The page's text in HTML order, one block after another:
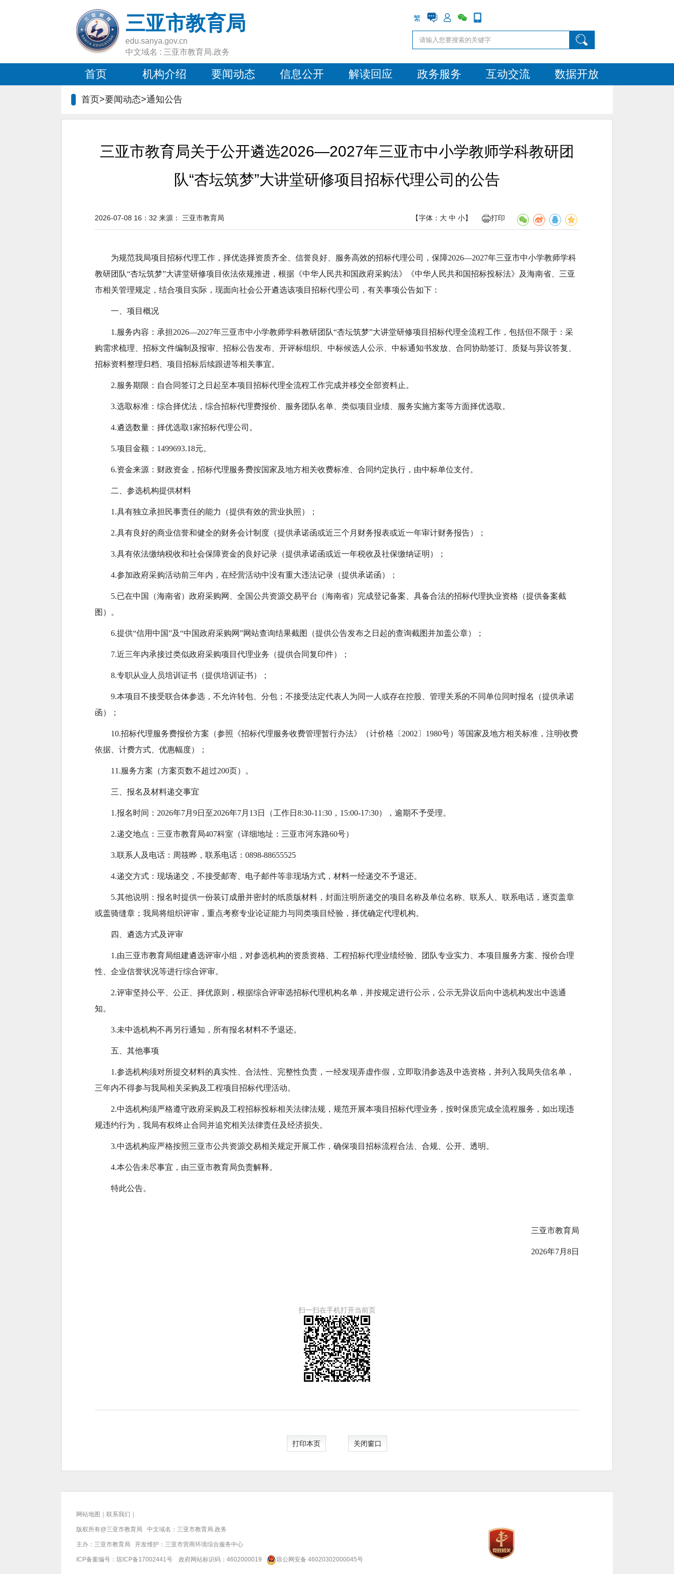
三亚市教育局
edu.sanya.gov.cn
中文域名 : 三亚市教育局.政务
繁
首页 机构介绍 要闻动态 信息公开 解读回应 政务服务 互动交流 数据开放
首页>要闻动态>通知公告
三亚市教育局关于公开遴选2026—2027年三亚市中小学教师学科教研团
队“杏坛筑梦”大讲堂研修项目招标代理公司的公告
【字体： 大 中 小】 打印
2026-07-08 16：32 来源： 三亚市教育局
为规范我局项目招标代理工作，择优选择资质齐全、信誉良好、服务高效的招标代理公司，保障2026—2027年三亚市中小学教师学科
教研团队“杏坛筑梦”大讲堂研修项目依法依规推进，根据《中华人民共和国政府采购法》《中华人民共和国招标投标法》及海南省、三亚
市相关管理规定，结合项目实际，现面向社会公开遴选该项目招标代理公司，有关事项公告如下：
一、项目概况
1.服务内容：承担2026—2027年三亚市中小学教师学科教研团队“杏坛筑梦”大讲堂研修项目招标代理全流程工作，包括但不限于：采
购需求梳理、招标文件编制及报审、招标公告发布、开评标组织、中标候选人公示、中标通知书发放、合同协助签订、质疑与异议答复、
招标资料整理归档、项目招标后续跟进等相关事宜。
2.服务期限：自合同签订之日起至本项目招标代理全流程工作完成并移交全部资料止。
3.选取标准：综合择优法，综合招标代理费报价、服务团队名单、类似项目业绩、服务实施方案等方面择优选取。
4.遴选数量：择优选取1家招标代理公司。
5.项目金额：1499693.18元。
6.资金来源：财政资金，招标代理服务费按国家及地方相关收费标准、合同约定执行，由中标单位支付。
二、参选机构提供材料
1.具有独立承担民事责任的能力（提供有效的营业执照）；
2.具有良好的商业信誉和健全的财务会计制度（提供承诺函或近三个月财务报表或近一年审计财务报告）；
3.具有依法缴纳税收和社会保障资金的良好记录（提供承诺函或近一年税收及社保缴纳证明）；
4.参加政府采购活动前三年内，在经营活动中没有重大违法记录（提供承诺函）；
5.已在中国（海南省）政府采购网、全国公共资源交易平台（海南省）完成登记备案、具备合法的招标代理执业资格（提供备案截
图）。
6.提供“信用中国”及“中国政府采购网”网站查询结果截图（提供公告发布之日起的查询截图并加盖公章）；
7.近三年内承接过类似政府采购项目代理业务（提供合同复印件）；
8.专职从业人员培训证书（提供培训证书）；
9.本项目不接受联合体参选，不允许转包、分包；不接受法定代表人为同一人或存在控股、管理关系的不同单位同时报名（提供承诺
函）；
10.招标代理服务费报价方案（参照《招标代理服务收费管理暂行办法》（计价格〔2002〕1980号）等国家及地方相关标准，注明收费
依据、计费方式、优惠幅度）；
11.服务方案（方案页数不超过200页）。
三、报名及材料递交事宜
1.报名时间：2026年7月9日至2026年7月13日（工作日8:30-11:30，15:00-17:30），逾期不予受理。
2.递交地点：三亚市教育局407科室（详细地址：三亚市河东路60号）
3.联系人及电话：周筱晔，联系电话：0898-88655525
4.递交方式：现场递交，不接受邮寄、电子邮件等非现场方式，材料一经递交不予退还。
5.其他说明：报名时提供一份装订成册并密封的纸质版材料，封面注明所递交的项目名称及单位名称、联系人、联系电话，逐页盖章
或盖骑缝章；我局将组织评审，重点考察专业论证能力与同类项目经验，择优确定代理机构。
四、遴选方式及评审
1.由三亚市教育局组建遴选评审小组，对参选机构的资质资格、工程招标代理业绩经验、团队专业实力、本项目服务方案、报价合理
性、企业信誉状况等进行综合评审。
2.评审坚持公平、公正、择优原则，根据综合评审选招标代理机构名单，并按规定进行公示，公示无异议后向中选机构发出中选通
知。
3.未中选机构不再另行通知，所有报名材料不予退还。
五、其他事项
1.参选机构须对所提交材料的真实性、合法性、完整性负责，一经发现弄虚作假，立即取消参选及中选资格，并列入我局失信名单，
三年内不得参与我局相关采购及工程项目招标代理活动。
2.中选机构须严格遵守政府采购及工程招标投标相关法律法规，规范开展本项目招标代理业务，按时保质完成全流程服务，如出现违
规违约行为，我局有权终止合同并追究相关法律责任及经济损失。
3.中选机构应严格按照三亚市公共资源交易相关规定开展工作，确保项目招标流程合法、合规、公开、透明。
4.本公告未尽事宜，由三亚市教育局负责解释。
特此公告。
三亚市教育局
2026年7月8日
扫一扫在手机打开当前页
打印本页 关闭窗口
网站地图 联系我们
版权所有@三亚市教育局 中文域名：三亚市教育局.政务
主办：三亚市教育局 开发维护：三亚市营商环境综合服务中心
ICP备案编号： 琼ICP备17002441号 政府网站标识码： 4602000019 琼公网安备 46020302000045号